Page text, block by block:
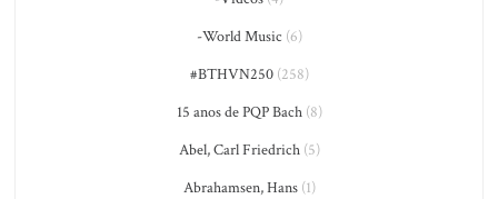
-World Music (6)
#BTHVN250(258)
15 anos de PQP Bach(8)
Abel, Carl Friedrich(5)
Abrahamsen, Hans(1)